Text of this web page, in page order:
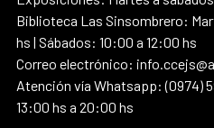
Biblioteca Las Sinsombrero:
hs | Sábados: 10:00 a 12:00 hs
Correo electrónico:
Atención vía Whatsapp: (0974)
13:00 hs a 20:00 hs